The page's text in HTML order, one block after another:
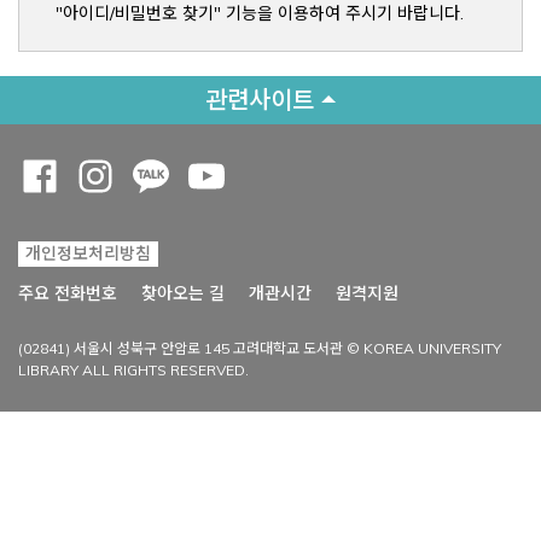
"아이디/비밀번호 찾기" 기능을 이용하여 주시기 바랍니다.
관련사이트
개인정보처리방침
주요 전화번호
찾아오는 길 개관시간 원격지원
(02841) 서울시 성북구 안암로 145 고려대학교 도서관 © KOREA UNIVERSITY
LIBRARY ALL RIGHTS RESERVED.
Opens a new window
Opens a new window
Opens a new window